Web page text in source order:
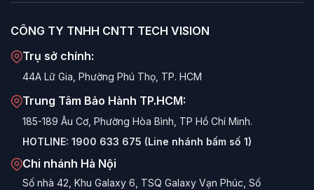
CÔNG TY TNHH CNTT TECH VISION
Trụ sở chính:
44A Lữ Gia, Phường Phú Thọ, TP. HCM
Trung Tâm Bảo Hành TP.HCM:
185-189 Âu Cơ, Phường Hòa Bình, TP Hồ Chí Minh.
HOTLINE: 1900 633 675 (Line nhánh bấm số 1)
Chi nhánh Hà Nội
Số nhà 42, Khu Galaxy 6, TSQ Galaxy Vạn Phúc, Số